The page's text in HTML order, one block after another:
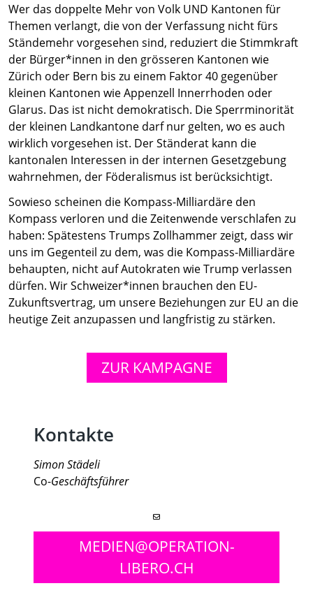
Wer das doppelte Mehr von Volk UND Kantonen für
Themen verlangt, die von der Verfassung nicht fürs
Ständemehr vorgesehen sind, reduziert die Stimmkraft
der Bürger*innen in den grösseren Kantonen wie
Zürich oder Bern bis zu einem Faktor 40 gegenüber
kleinen Kantonen wie Appenzell Innerrhoden oder
Glarus. Das ist nicht demokratisch. Die Sperrminorität
der kleinen Landkantone darf nur gelten, wo es auch
wirklich vorgesehen ist. Der Ständerat kann die
kantonalen Interessen in der internen Gesetzgebung
wahrnehmen, der Föderalismus ist berücksichtigt.
Sowieso scheinen die Kompass-Milliardäre den
Kompass verloren und die Zeitenwende verschlafen zu
haben: Spätestens Trumps Zollhammer zeigt, dass wir
uns im Gegenteil zu dem, was die Kompass-Milliardäre
behaupten, nicht auf Autokraten wie Trump verlassen
dürfen. Wir Schweizer*innen brauchen den EU-
Zukunftsvertrag, um unsere Beziehungen zur EU an die
heutige Zeit anzupassen und langfristig zu stärken.
ZUR KAMPAGNE
Kontakte
Simon Städeli
Co-Geschäftsführer
MEDIEN@OPERATION-
LIBERO.CH